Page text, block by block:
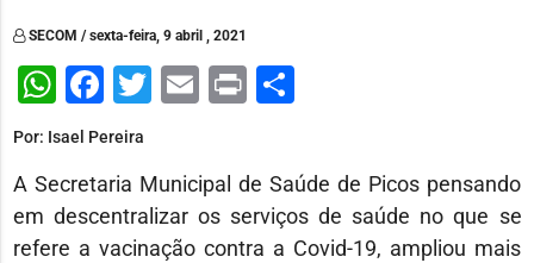
SECOM / sexta-feira, 9 abril , 2021
WhatsApp
Facebook
Twitter
Email
PrintShare
Por: Isael Pereira
A Secretaria Municipal de Saúde de Picos pensando
em descentralizar os serviços de saúde no que se
refere a vacinação contra a Covid-19, ampliou mais